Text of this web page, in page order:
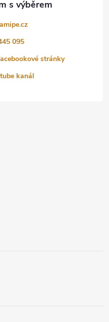
amipe.cz
095
stránky
kanál